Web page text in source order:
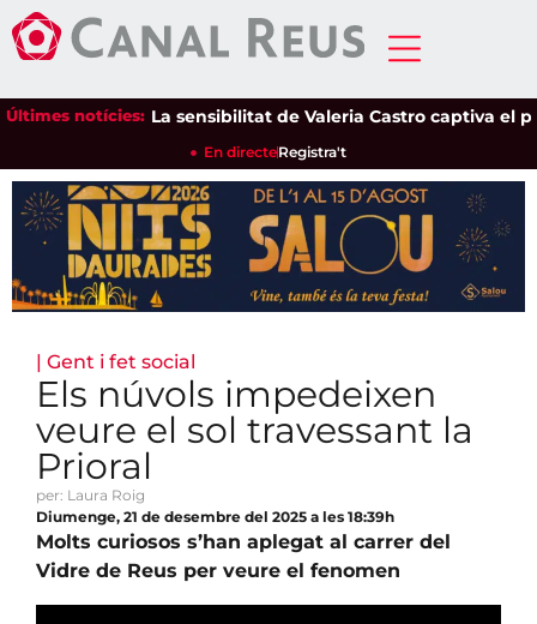
Últimes notícies:La sensibilitat de Valeria Castro captiva el
En directeRegistra't
| Gent i fet social
Els núvols impedeixen
veure el sol travessant la
Prioral
per: Laura Roig
Diumenge, 21 de desembre del 2025 a les 18:39h
Molts curiosos s’han aplegat al carrer del
Vidre de Reus per veure el fenomen